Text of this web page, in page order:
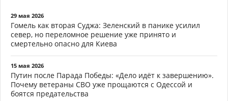
29 мая 2026
Гомель как вторая Суджа: Зеленский в панике усилил
север, но переломное решение уже принято и
смертельно опасно для Киева
15 мая 2026
Путин после Парада Победы: «Дело идёт к завершению».
Почему ветераны СВО уже прощаются с Одессой и
боятся предательства